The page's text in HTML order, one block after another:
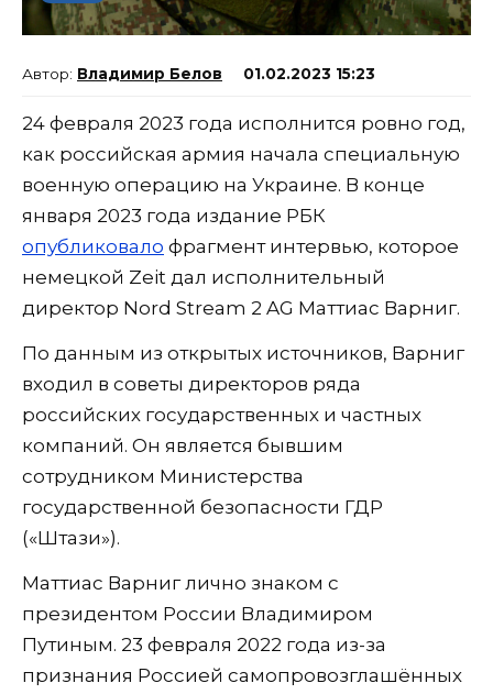
Владимир Белов 01.02.2023 15:23
24 февраля 2023 года исполнится ровно год,
как российская армия начала специальную
военную операцию на Украине. В конце
января 2023 года издание РБК
опубликовало фрагмент интервью, которое
немецкой Zeit дал исполнительный
директор Nord Stream 2 AG Маттиас Варниг.
По данным из открытых источников, Варниг
входил в советы директоров ряда
российских государственных и частных
компаний. Он является бывшим
сотрудником Министерства
государственной безопасности ГДР
(«Штази»).
Маттиас Варниг лично знаком с
президентом России Владимиром
Путиным. 23 февраля 2022 года из-за
признания Россией самопровозглашённых